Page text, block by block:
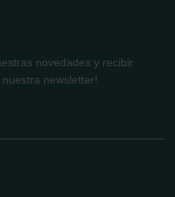
novedades y recibir
newsletter!